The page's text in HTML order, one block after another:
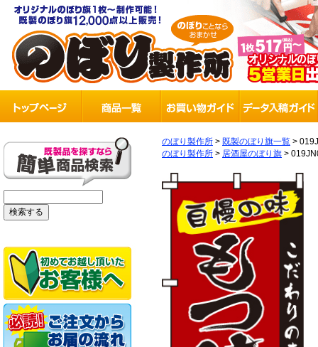
のぼり製作所 > 既製のぼり旗一覧 >
のぼり製作所 > 居酒屋のぼり旗 >